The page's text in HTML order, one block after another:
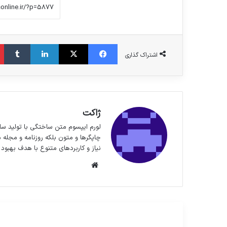
اشتراک گذاری
فیس بوک X لینکدین
ژاکت
لورم ایپسوم متن ساختگی با تولید
چاپگرها و متون بلکه روزنامه و
نیاز و کاربردهای متنوع با هدف